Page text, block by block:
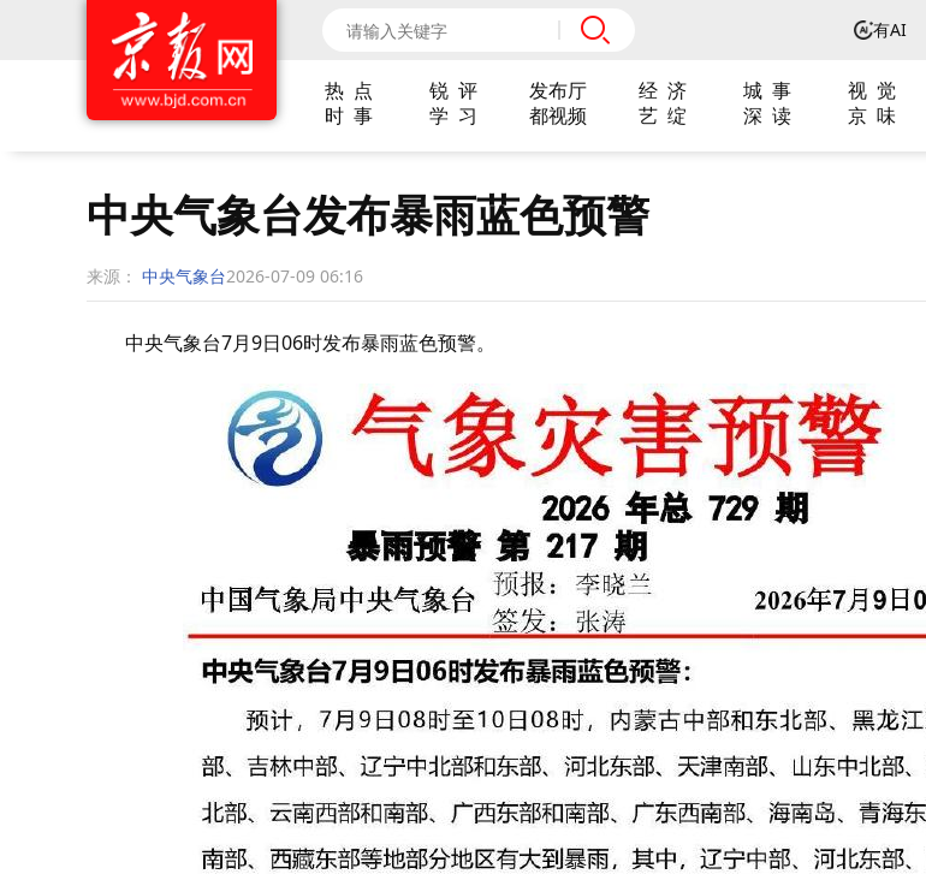
有AI
热 点 锐 评 发布厅 经 济 城 事 视 觉
时 事
学 习 都视频 艺 绽 深 读 京 味
中央气象台发布暴雨蓝色预警
来源： 中央气象台2026-07-09 06:16
中央气象台7月9日06时发布暴雨蓝色预警。